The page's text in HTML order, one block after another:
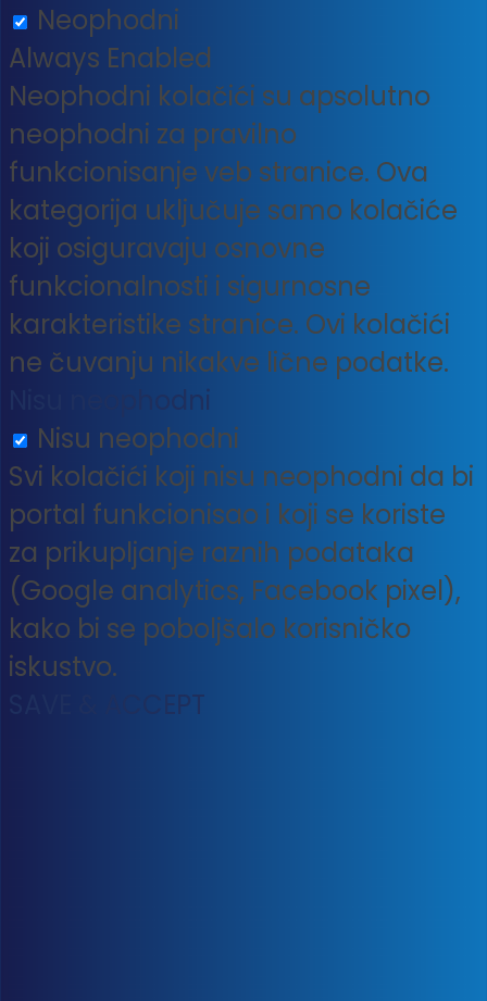
Neophodni
Always Enabled
Neophodni kolačići su apsolutno
neophodni za pravilno
funkcionisanje veb stranice. Ova
kategorija uključuje samo kolačiće
koji osiguravaju osnovne
funkcionalnosti i sigurnosne
karakteristike stranice. Ovi kolačići
ne čuvanju nikakve lične podatke.
Nisu neophodni
Nisu neophodni
Svi kolačići koji nisu neophodni da bi
portal funkcionisao i koji se koriste
za prikupljanje raznih podataka
(Google analytics, Facebook pixel),
kako bi se poboljšalo korisničko
iskustvo.
SAVE & ACCEPT